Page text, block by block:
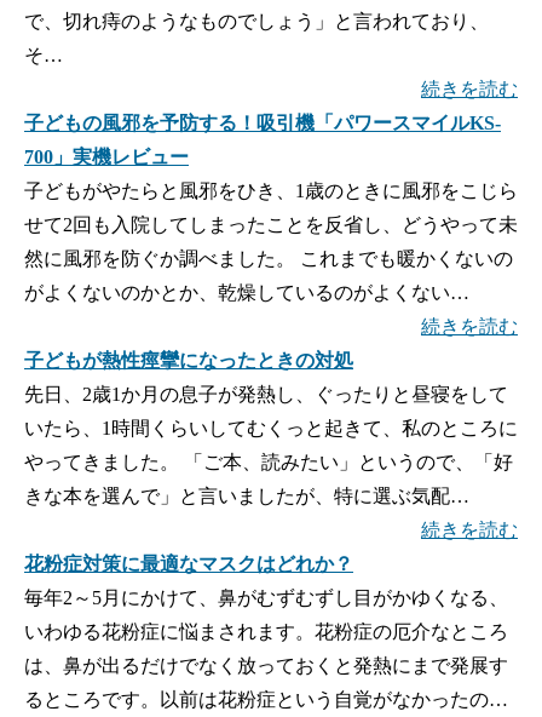
で、切れ痔のようなものでしょう」と言われており、
そ…
続きを読む
子どもの風邪を予防する！吸引機「パワースマイルKS-
700」実機レビュー
子どもがやたらと風邪をひき、1歳のときに風邪をこじら
せて2回も入院してしまったことを反省し、どうやって未
然に風邪を防ぐか調べました。 これまでも暖かくないの
がよくないのかとか、乾燥しているのがよくない…
続きを読む
子どもが熱性痙攣になったときの対処
先日、2歳1か月の息子が発熱し、ぐったりと昼寝をして
いたら、1時間くらいしてむくっと起きて、私のところに
やってきました。 「ご本、読みたい」というので、「好
きな本を選んで」と言いましたが、特に選ぶ気配…
続きを読む
花粉症対策に最適なマスクはどれか？
毎年2～5月にかけて、鼻がむずむずし目がかゆくなる、
いわゆる花粉症に悩まされます。花粉症の厄介なところ
は、鼻が出るだけでなく放っておくと発熱にまで発展す
るところです。以前は花粉症という自覚がなかったの…